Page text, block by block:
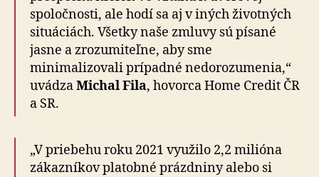
spoločnosti, ale hodí sa aj v iných životných
situáciách. Všetky naše zmluvy sú písané
jasne a zrozumiteľne, aby sme
minimalizovali prípadné nedorozumenia,“
uvádzaMichal Fila, hovorca Home Credit ČR
a SR.
„V priebehu roku 2021 využilo 2,2 milióna
zákazníkov platobné prázdniny alebo si